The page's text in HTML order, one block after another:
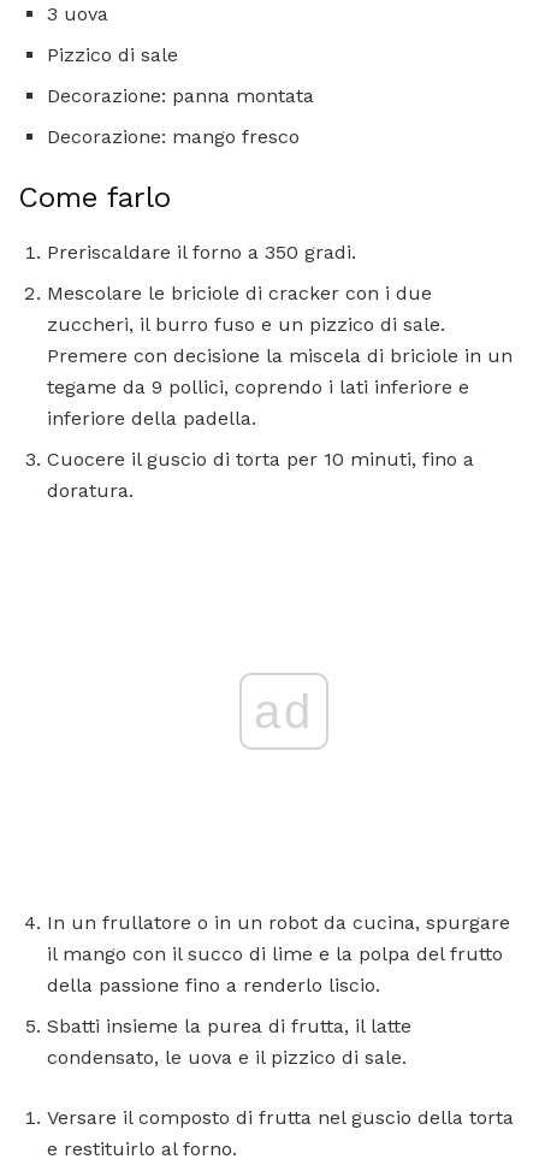
3 uova
Pizzico di sale
Decorazione: panna montata
Decorazione: mango fresco
Come farlo
Preriscaldare il forno a 350 gradi.
Mescolare le briciole di cracker con i due
zuccheri, il burro fuso e un pizzico di sale.
Premere con decisione la miscela di briciole in un
tegame da 9 pollici, coprendo i lati inferiore e
inferiore della padella.
Cuocere il guscio di torta per 10 minuti, fino a
doratura.
ad
In un frullatore o in un robot da cucina, spurgare
il mango con il succo di lime e la polpa del frutto
della passione fino a renderlo liscio.
Sbatti insieme la purea di frutta, il latte
condensato, le uova e il pizzico di sale.
Versare il composto di frutta nel guscio della torta
e restituirlo al forno.